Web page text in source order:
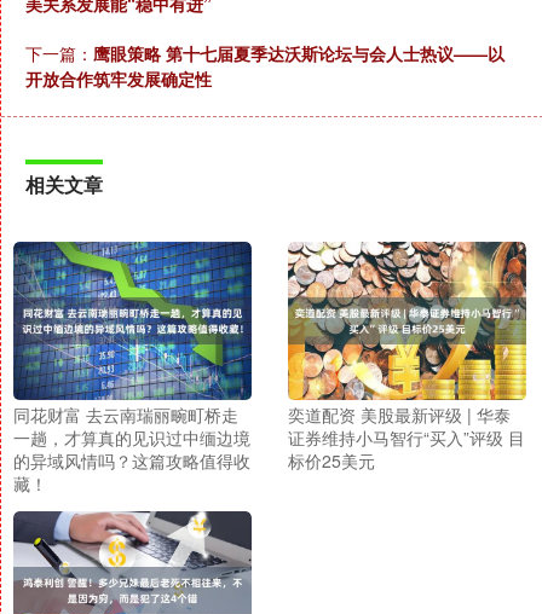
下一篇： 鹰眼策略 第十七届夏季达沃斯论坛与会人士热议——以
开放合作筑牢发展确定性
相关文章
同花财富 去云南瑞丽畹町桥走
一趟，才算真的见识过中缅边境
的异域风情吗？这篇攻略值得收
藏！
奕道配资 美股最新评级 | 华泰
证券维持小马智行“买入”评级 目
标价25美元